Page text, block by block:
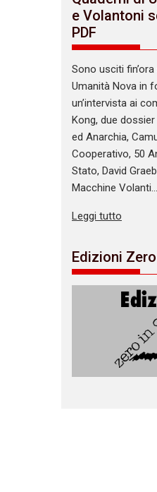
e Volantoni
PDF
Sono usciti
Umanità Nova in
un’intervista ai
Kong, due
ed Anarchia,
Cooperativo, 50
Stato, David
Macchine Volanti…
Leggi tutto
Edizioni